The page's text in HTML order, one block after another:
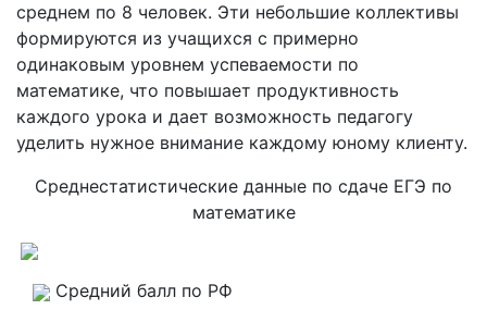
среднем по 8 человек. Эти небольшие коллективы
формируются из учащихся с примерно
одинаковым уровнем успеваемости по
математике, что повышает продуктивность
каждого урока и дает возможность педагогу
уделить нужное внимание каждому юному клиенту.
Среднестатистические данные по сдаче ЕГЭ по
математике
Средний балл по РФ